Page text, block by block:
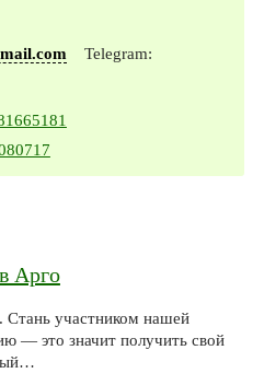
Telegram:
Арго
участником нашей
— это значит получить свой